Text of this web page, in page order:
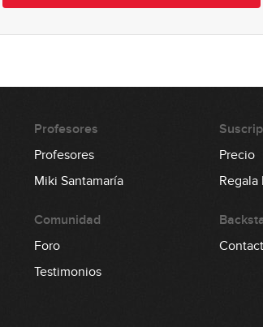
Profesores
Profesores
Miki Santamaría
Comunidad
Foro
Testimonios
Precio
Regala